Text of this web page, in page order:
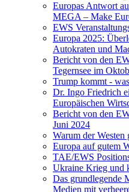
Europas Antwort
MEGA – Make
EWS
Europa 2025:
Autokraten und
Bericht von den
Tegernsee im
Trump kommt -
Dr. Ingo Friedrich
Europäischen
Bericht von den
Juni 2024
Warum der
Europa auf gutem
TAE/EWS
Ukraine Krieg und
Das grundlegende
Medien mit